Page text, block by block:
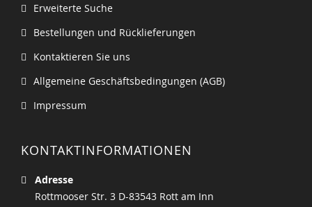
Erweiterte Suche
Bestellungen und Rücklieferungen
Kontaktieren Sie uns
Allgemeine Geschäftsbedingungen (AGB)
Impressum
KONTAKTINFORMATIONEN
Adresse
Rottmooser Str. 3 D-83543 Rott am Inn